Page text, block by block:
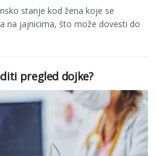
stanje kod žena koje se
na jajnicima, što može dovesti do
pregled dojke?